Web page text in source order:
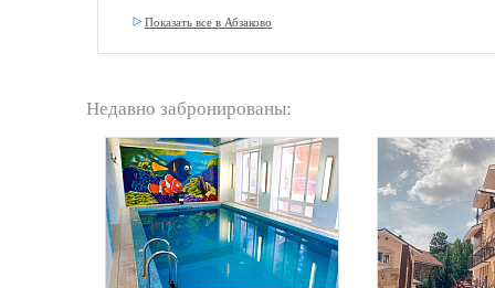
Показать все в Абзаково
Недавно забронированы: